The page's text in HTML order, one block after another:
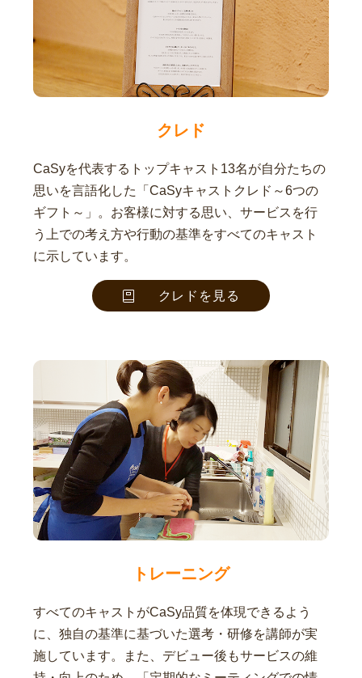
クレド
CaSyを代表するトップキャスト13名が自分たちの
思いを言語化した「CaSyキャストクレド～6つの
ギフト～」。お客様に対する思い、サービスを行
う上での考え方や行動の基準をすべてのキャスト
に示しています。
クレドを見る
トレーニング
すべてのキャストがCaSy品質を体現できるよう
に、独自の基準に基づいた選考・研修を講師が実
施しています。また、デビュー後もサービスの維